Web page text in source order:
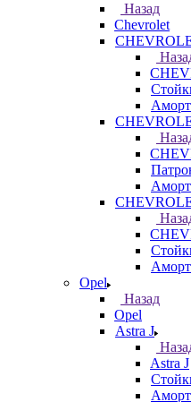
Назад
Chevrolet
Opel
Назад
Opel
Astra J
Astra J